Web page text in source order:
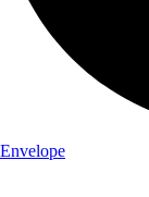
Envelope